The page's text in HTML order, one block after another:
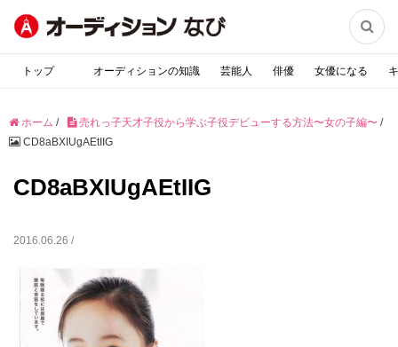

トップ オーディションの知識 芸能人 俳優 女優になる
ホーム / 売れっ子天才子役から学ぶ子役デビューする方法〜女の子編〜 /
CD8aBXIUgAEtIIG
CD8aBXIUgAEtIIG
2016.06.26 /